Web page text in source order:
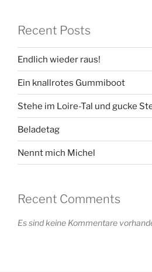
Recent Posts
Endlich wieder raus!
Ein knallrotes Gummiboot
Stehe im Loire-Tal und gucke
Beladetag
Nennt mich Michel
Recent Comments
Es sind keine Kommentare